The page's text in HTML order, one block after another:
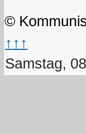
©
↑↑↑
Samstag,